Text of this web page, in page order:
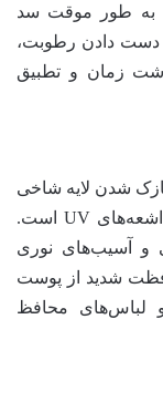
به طور موقت سد
دست دادن رطوبت،
زمان و تطبیق
شدن لایه شاخی
پوست می‌شود که یک سد طبیعی در برابر اشعه‌های UV است.
و آسیب‌های نوری
شدید از پوست
و لباس‌های محافظ